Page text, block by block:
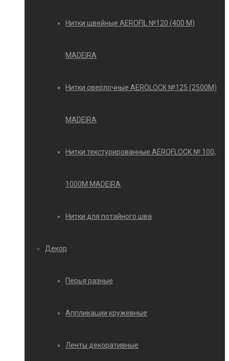
Нитки швейные AEROFIL №120 (400 М)
MADEIRA
Нитки оверлочные AEROLOCK №125 (2500М)
MADEIRA
Нитки текстурированные AEROFLOCK № 100,
1000М MADEIRA
Нитки для потайного шва
Декор
Перья разные
Аппликации кружевные
Ленты декоративные